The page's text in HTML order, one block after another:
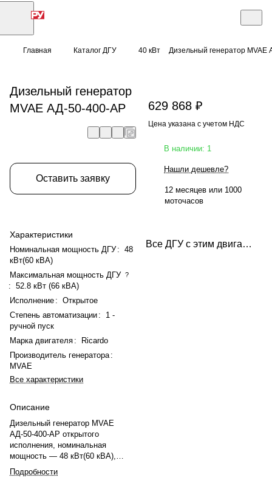
Главная Каталог ДГУ 40 кВт Дизельный генератор MVAE
Дизельный генератор
MVAE АД-50-400-АР
Оставить заявку
Характеристики
Номинальная мощность ДГУ : 48
кВт(60 кВА)
Максимальная мощность ДГУ ?
: 52.8 кВт (66 кВА)
Исполнение : Открытое
Степень автоматизации :
1 -
ручной пуск
Марка двигателя :
Ricardo
Производитель генератора :
MVAE
Все характеристики
Описание
Дизельный генератор MVAE
АД-50-400-АР открытого
исполнения, номинальная
мощность — 48 кВт(60 кВА),
максимальная — 52.8 кВт (66
кВА). Двигатель Ricardo
Подробности
629 868 ₽
Цена указана с учетом НДС
В наличии: 1
Нашли дешевле?
12 месяцев или 1000
моточасов
Все ДГУ с этим двигателем